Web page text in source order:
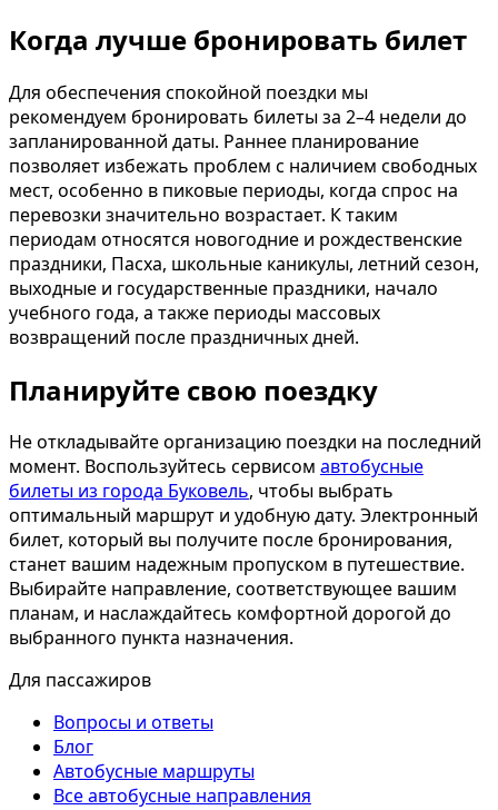
Когда лучше бронировать билет
Для обеспечения спокойной поездки мы
рекомендуем бронировать билеты за 2–4 недели до
запланированной даты. Раннее планирование
позволяет избежать проблем с наличием свободных
мест, особенно в пиковые периоды, когда спрос на
перевозки значительно возрастает. К таким
периодам относятся новогодние и рождественские
праздники, Пасха, школьные каникулы, летний сезон,
выходные и государственные праздники, начало
учебного года, а также периоды массовых
возвращений после праздничных дней.
Планируйте свою поездку
Не откладывайте организацию поездки на последний
момент. Воспользуйтесь сервисом автобусные
билеты из города Буковель, чтобы выбрать
оптимальный маршрут и удобную дату. Электронный
билет, который вы получите после бронирования,
станет вашим надежным пропуском в путешествие.
Выбирайте направление, соответствующее вашим
планам, и наслаждайтесь комфортной дорогой до
выбранного пункта назначения.
Для пассажиров
Вопросы и ответы
Блог
Автобусные маршруты
Все автобусные направления